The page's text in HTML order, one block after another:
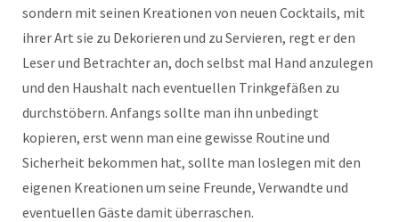
sondern mit seinen Kreationen von neuen Cocktails, mit
ihrer Art sie zu Dekorieren und zu Servieren, regt er den
Leser und Betrachter an, doch selbst mal Hand anzulegen
und den Haushalt nach eventuellen Trinkgefäßen zu
durchstöbern. Anfangs sollte man ihn unbedingt
kopieren, erst wenn man eine gewisse Routine und
Sicherheit bekommen hat, sollte man loslegen mit den
eigenen Kreationen um seine Freunde, Verwandte und
eventuellen Gäste damit überraschen.